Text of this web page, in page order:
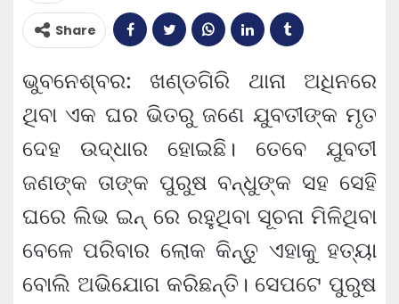
Share
ଭୁବନେଶ୍ବର: ଖଣ୍ଡଗିରି ଥାନା ଅଧିନରେ
ଥିବା ଏକ ଘର ଭିତରୁ ଜଣେ ଯୁବତୀଙ୍କ ମୃତ
ଦେହ ଉଦ୍ଧାର ହୋଇଛି। ତେବେ ଯୁବତୀ
ଜଣଙ୍କ ତାଙ୍କ ପୁରୁଷ ବନ୍ଧୁଙ୍କ ସହ ସେହି
ଘରେ ଲିଭ ଇନ୍ ରେ ରହୁଥିବା ସୂଚନା ମିଳିଥିବା
ବେଳେ ପରିବାର ଲୋକ କିନ୍ତୁ ଏହାକୁ ହତ୍ୟା
ବୋଲି ଅଭିଯୋଗ କରିଛନ୍ତି। ସେପଟେ ପୁରୁଷ